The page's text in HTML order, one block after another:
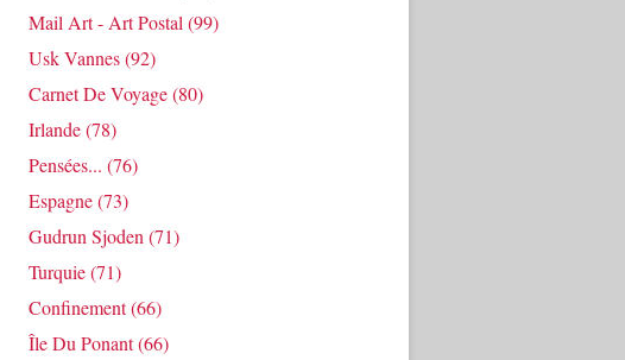
Mail Art - Art Postal (99)
Usk Vannes(92)
Carnet De Voyage(80)
Irlande(78)
Pensées... (76)
Espagne(73)
Gudrun Sjoden (71)
Turquie(71)
Confinement(66)
Île Du Ponant(66)